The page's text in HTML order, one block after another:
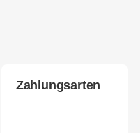
Zahlungsarten